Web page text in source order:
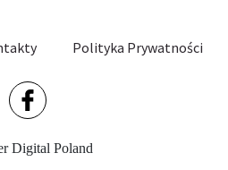
Polityka Prywatności
Digital Poland